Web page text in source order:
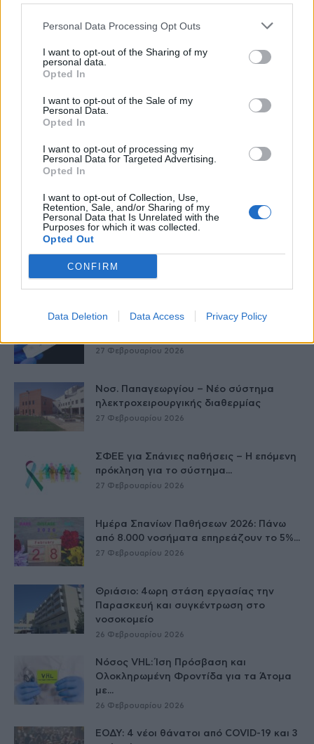
Personal Data Processing Opt Outs
I want to opt-out of the Sharing of my
personal data.
Opted In
I want to opt-out of the Sale of my
Personal Data.
Opted In
I want to opt-out of processing my
Personal Data for Targeted Advertising.
Opted In
I want to opt-out of Collection, Use,
Retention, Sale, and/or Sharing of my
Personal Data that Is Unrelated with the
Purposes for which it was collected.
Opted Out
CONFIRM
Data Deletion Data Access Privacy Policy
Δείτε Ακόμη
Γεωργιάδης: Πολλαπλά οφέλη από τη
συνεργασία δημοσίου και ιδιωτικού
27 Φεβρουαρίου 2026
Μεταμόσχευσης Ήπατος στο «Λαϊκό»
27 Φεβρουαρίου 2026
ΕΟΦ: Ανάκληση παρτίδων
αντιλιπιδαιμικού φαρμάκου
Έρπης Ζωστήρας: 1 στους 3 ενήλικες θα
27 Φεβρουαρίου 2026
Νοσ. Παπαγεωργίου – Νέο σύστημα
ηλεκτροχειρουργικής διαθερμίας
27 Φεβρουαρίου 2026
ΣΦΕΕ για Σπάνιες παθήσεις – Η επόμενη
πρόκληση για το σύστημα...
27 Φεβρουαρίου 2026
Ημέρα Σπανίων Παθήσεων 2026: Πάνω
από 8.000 νοσήματα επηρεάζουν το 5%...
27 Φεβρουαρίου 2026
Θριάσιο: 4ωρη στάση εργασίας την
Παρασκευή και συγκέντρωση στο
νοσοκομείο
26 Φεβρουαρίου 2026
Νόσος VHL: Ίση Πρόσβαση και
Ολοκληρωμένη Φροντίδα για τα Άτομα
με...
26 Φεβρουαρίου 2026
ΕΟΔΥ: 4 νέοι θάνατοι από COVID-19 και 3